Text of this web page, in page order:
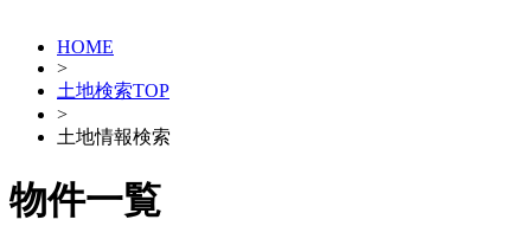
HOME
>
土地検索TOP
>
土地情報検索
物件一覧